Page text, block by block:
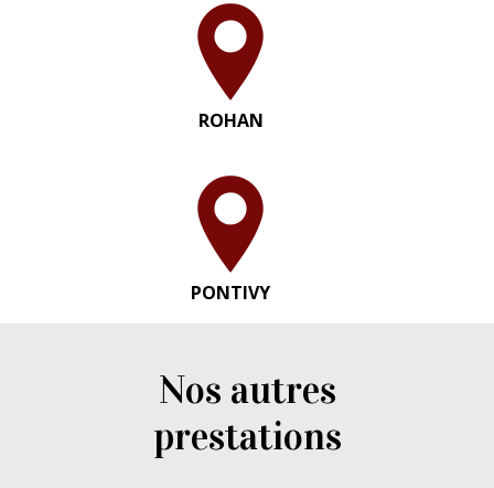
ROHAN
PONTIVY
Nos autres
prestations